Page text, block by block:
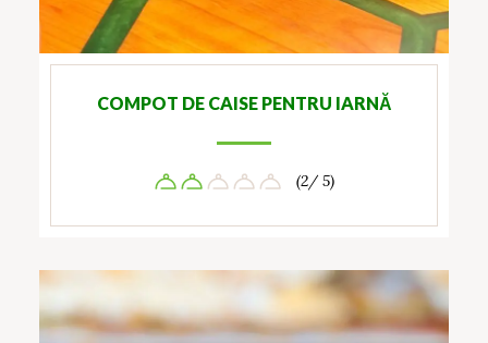
COMPOT DE CAISE PENTRU IARNĂ
(2/ 5)